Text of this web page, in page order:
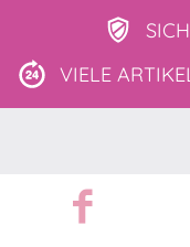
VIELE